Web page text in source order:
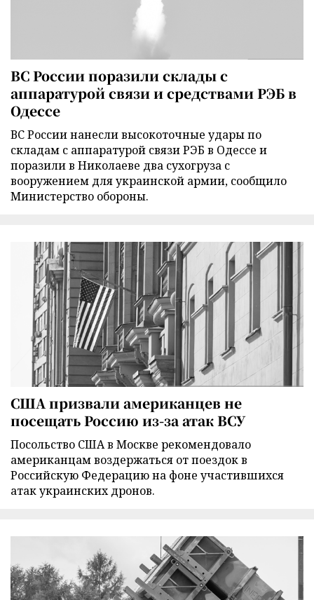
ВС России поразили склады с
аппаратурой связи и средствами РЭБ в
Одессе
ВС России нанесли высокоточные удары по
складам с аппаратурой связи РЭБ в Одессе и
поразили в Николаеве два сухогруза с
вооружением для украинской армии, сообщило
Министерство обороны.
США призвали американцев не
посещать Россию из-за атак ВСУ
Посольство США в Москве рекомендовало
американцам воздержаться от поездок в
Российскую Федерацию на фоне участившихся
атак украинских дронов.